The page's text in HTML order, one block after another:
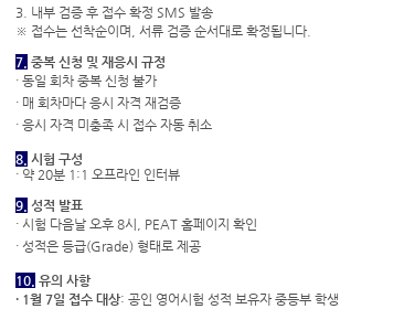
3. 내부 검증 후 접수 확정 SMS 발송
※ 접수는 선착순이며, 서류 검증 순서대로 확정됩니다.
7. 중복 신청 및 재응시 규정
· 동일 회차 중복 신청 불가
· 매 회차마다 응시 자격 재검증
· 응시 자격 미충족 시 접수 자동 취소
8. 시험 구성
· 약 20분 1:1 오프라인 인터뷰
9. 성적 발표
· 시험 다음날 오후 8시, PEAT 홈페이지 확인
· 성적은 등급(Grade) 형태로 제공
10. 유의 사항
· 1월 7일 접수 대상: 공인 영어시험 성적 보유자 중등부 학생